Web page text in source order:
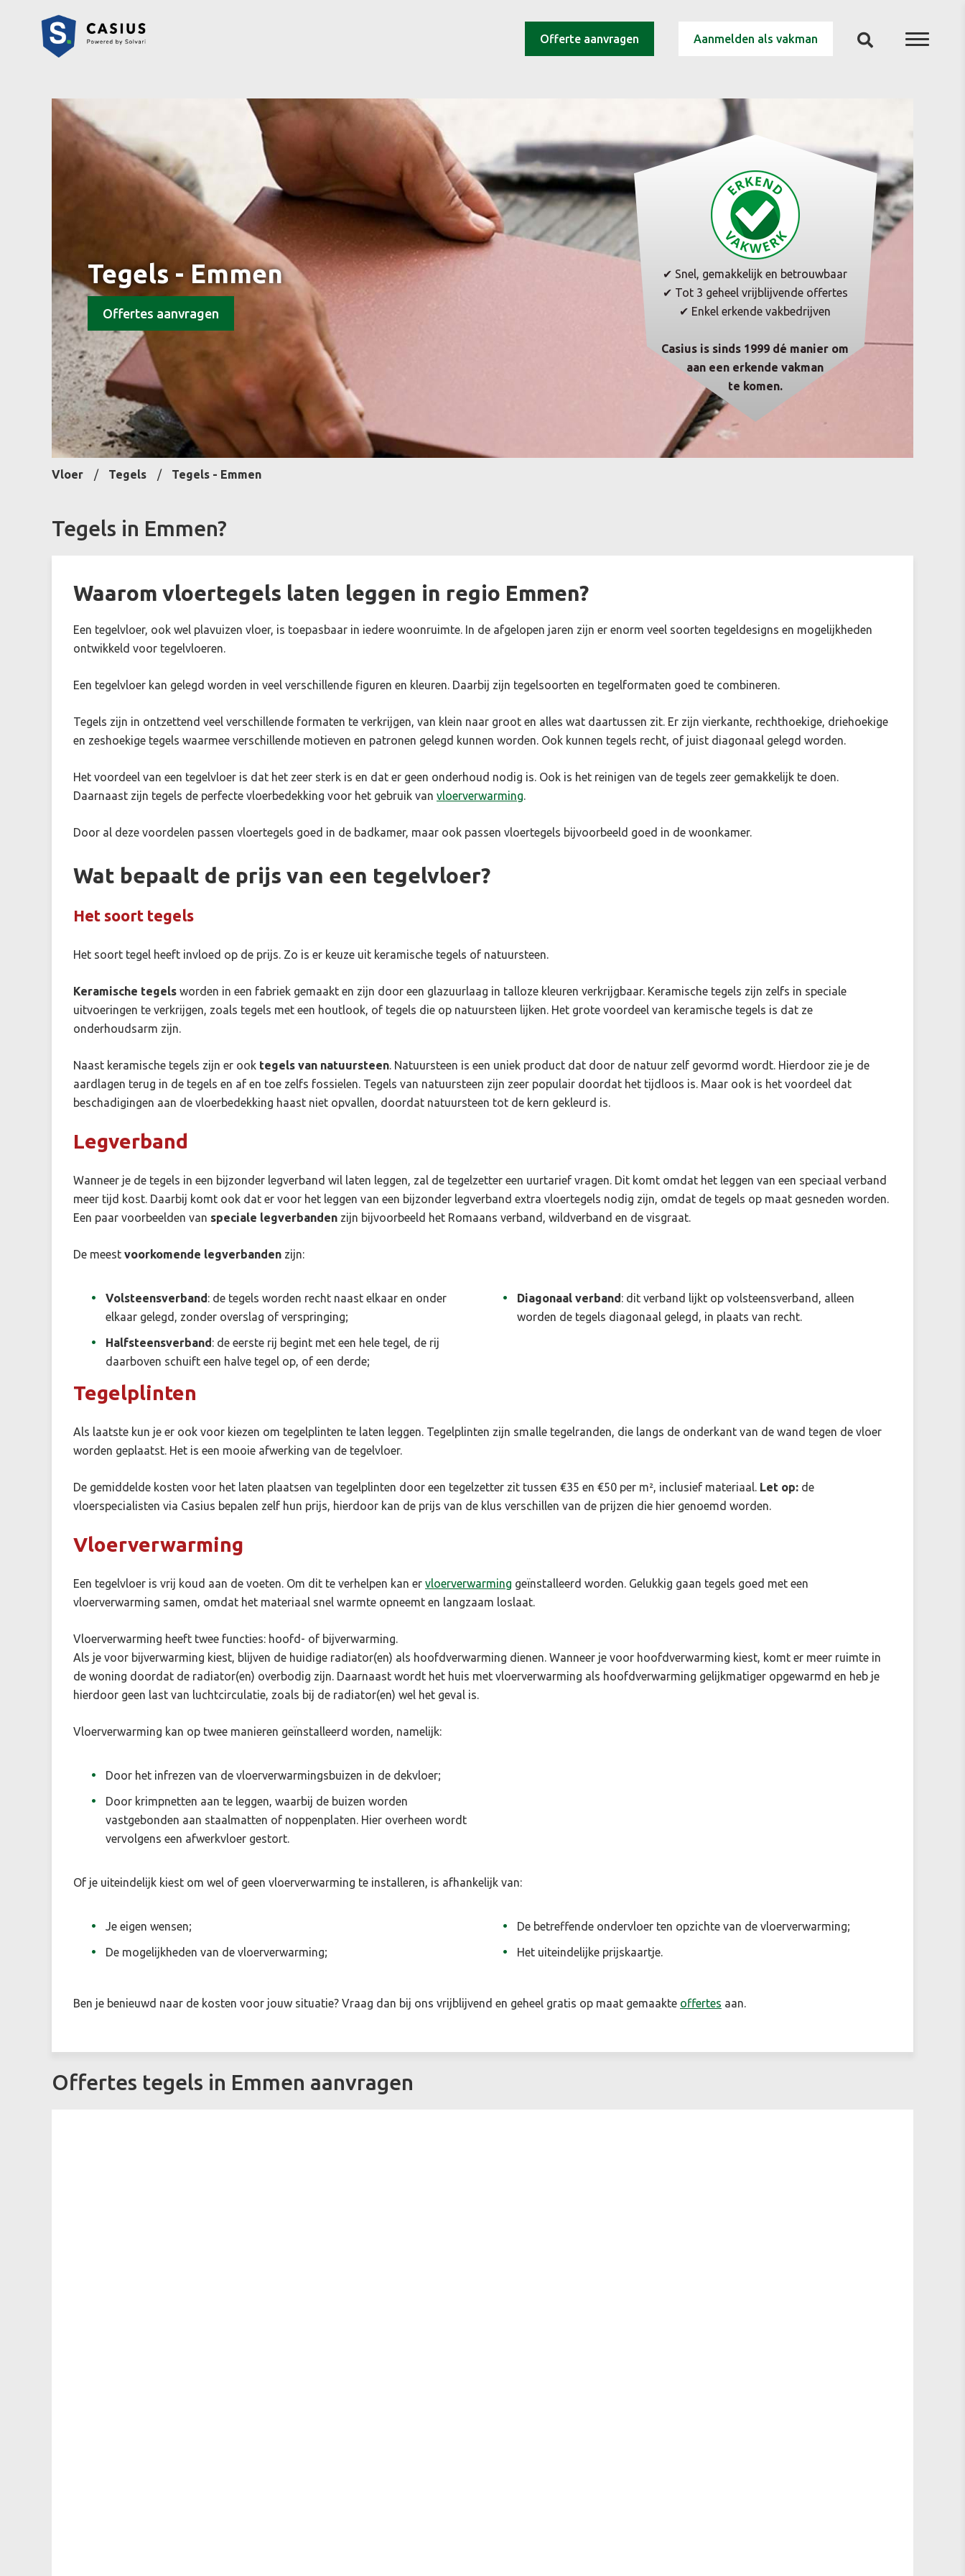
Offerte aanvragen Aanmelden als vakman
Tegels - Emmen
Offertes aanvragen
✔ Snel, gemakkelijk en betrouwbaar
✔ Tot 3 geheel vrijblijvende offertes
✔ Enkel erkende vakbedrijven
Casius is sinds 1999 dé manier om
aan een erkende vakman
te komen.
Vloer Tegels Tegels - Emmen
Tegels in Emmen?
Waarom vloertegels laten leggen in regio Emmen?
Een tegelvloer, ook wel plavuizen vloer, is toepasbaar in iedere woonruimte. In de afgelopen jaren zijn er enorm veel soorten tegeldesigns en mogelijkheden
ontwikkeld voor tegelvloeren.
Een tegelvloer kan gelegd worden in veel verschillende figuren en kleuren. Daarbij zijn tegelsoorten en tegelformaten goed te combineren.
Tegels zijn in ontzettend veel verschillende formaten te verkrijgen, van klein naar groot en alles wat daartussen zit. Er zijn vierkante, rechthoekige, driehoekige
en zeshoekige tegels waarmee verschillende motieven en patronen gelegd kunnen worden. Ook kunnen tegels recht, of juist diagonaal gelegd worden.
Het voordeel van een tegelvloer is dat het zeer sterk is en dat er geen onderhoud nodig is. Ook is het reinigen van de tegels zeer gemakkelijk te doen.
Daarnaast zijn tegels de perfecte vloerbedekking voor het gebruik van vloerverwarming.
Door al deze voordelen passen vloertegels goed in de badkamer, maar ook passen vloertegels bijvoorbeeld goed in de woonkamer.
Wat bepaalt de prijs van een tegelvloer?
Het soort tegels
Het soort tegel heeft invloed op de prijs. Zo is er keuze uit keramische tegels of natuursteen.
Keramische tegels worden in een fabriek gemaakt en zijn door een glazuurlaag in talloze kleuren verkrijgbaar. Keramische tegels zijn zelfs in speciale
uitvoeringen te verkrijgen, zoals tegels met een houtlook, of tegels die op natuursteen lijken. Het grote voordeel van keramische tegels is dat ze
onderhoudsarm zijn.
Naast keramische tegels zijn er ook tegels van natuursteen. Natuursteen is een uniek product dat door de natuur zelf gevormd wordt. Hierdoor zie je de
aardlagen terug in de tegels en af en toe zelfs fossielen. Tegels van natuursteen zijn zeer populair doordat het tijdloos is. Maar ook is het voordeel dat
beschadigingen aan de vloerbedekking haast niet opvallen, doordat natuursteen tot de kern gekleurd is.
Legverband
Wanneer je de tegels in een bijzonder legverband wil laten leggen, zal de tegelzetter een uurtarief vragen. Dit komt omdat het leggen van een speciaal verband
meer tijd kost. Daarbij komt ook dat er voor het leggen van een bijzonder legverband extra vloertegels nodig zijn, omdat de tegels op maat gesneden worden.
Een paar voorbeelden van speciale legverbanden zijn bijvoorbeeld het Romaans verband, wildverband en de visgraat.
De meest voorkomende legverbanden zijn:
Volsteensverband: de tegels worden recht naast elkaar en onder
elkaar gelegd, zonder overslag of verspringing;
Halfsteensverband: de eerste rij begint met een hele tegel, de rij
daarboven schuift een halve tegel op, of een derde;
Diagonaal verband: dit verband lijkt op volsteensverband, alleen
worden de tegels diagonaal gelegd, in plaats van recht.
Tegelplinten
Als laatste kun je er ook voor kiezen om tegelplinten te laten leggen. Tegelplinten zijn smalle tegelranden, die langs de onderkant van de wand tegen de vloer
worden geplaatst. Het is een mooie afwerking van de tegelvloer.
De gemiddelde kosten voor het laten plaatsen van tegelplinten door een tegelzetter zit tussen €35 en €50 per m², inclusief materiaal. Let op: de
vloerspecialisten via Casius bepalen zelf hun prijs, hierdoor kan de prijs van de klus verschillen van de prijzen die hier genoemd worden.
Vloerverwarming
Een tegelvloer is vrij koud aan de voeten. Om dit te verhelpen kan er vloerverwarming geïnstalleerd worden. Gelukkig gaan tegels goed met een
vloerverwarming samen, omdat het materiaal snel warmte opneemt en langzaam loslaat.
Vloerverwarming heeft twee functies: hoofd- of bijverwarming.
Als je voor bijverwarming kiest, blijven de huidige radiator(en) als hoofdverwarming dienen. Wanneer je voor hoofdverwarming kiest, komt er meer ruimte in
de woning doordat de radiator(en) overbodig zijn. Daarnaast wordt het huis met vloerverwarming als hoofdverwarming gelijkmatiger opgewarmd en heb je
hierdoor geen last van luchtcirculatie, zoals bij de radiator(en) wel het geval is.
Vloerverwarming kan op twee manieren geïnstalleerd worden, namelijk:
Door het infrezen van de vloerverwarmingsbuizen in de dekvloer;
Door krimpnetten aan te leggen, waarbij de buizen worden
vastgebonden aan staalmatten of noppenplaten. Hier overheen wordt
vervolgens een afwerkvloer gestort.
Of je uiteindelijk kiest om wel of geen vloerverwarming te installeren, is afhankelijk van:
Je eigen wensen;
De mogelijkheden van de vloerverwarming;
De betreffende ondervloer ten opzichte van de vloerverwarming;
Het uiteindelijke prijskaartje.
Ben je benieuwd naar de kosten voor jouw situatie? Vraag dan bij ons vrijblijvend en geheel gratis op maat gemaakte offertes aan.
Offertes tegels in Emmen aanvragen